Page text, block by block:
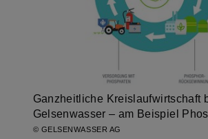
Ganzheitliche Kreislaufwirtschaft
Gelsenwasser – am Beispiel
© GELSENWASSER AG